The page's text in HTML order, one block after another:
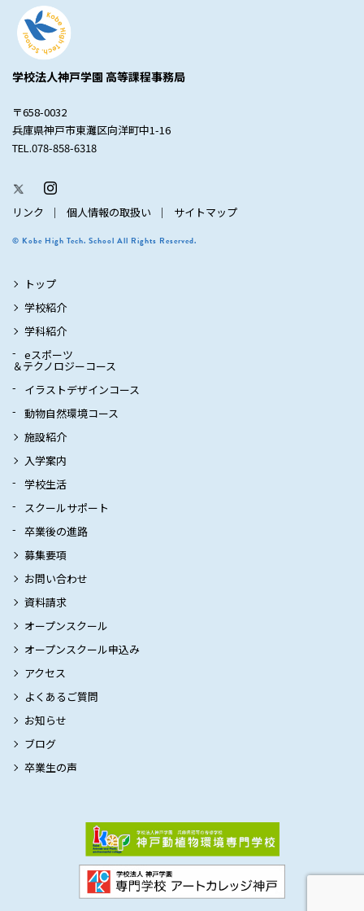
学校法人神戸学園 高等課程事務局
〒658-0032
兵庫県神戸市東灘区向洋町中1-16
TEL.078-858-6318
リンク 個人情報の取扱い サイトマップ
© Kobe High Tech. School All Rights Reserved.
トップ
学校紹介
学科紹介
eスポーツ
＆テクノロジーコース
イラストデザインコース
動物自然環境コース
施設紹介
入学案内
学校生活
スクールサポート
卒業後の進路
募集要項
お問い合わせ
資料請求
オープンスクール
オープンスクール申込み
アクセス
よくあるご質問
お知らせ
ブログ
卒業生の声